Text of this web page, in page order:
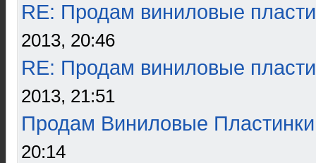
RE: Продам виниловые
2013, 20:46
RE: Продам виниловые
2013, 21:51
Продам Виниловые Пластинки
20:14